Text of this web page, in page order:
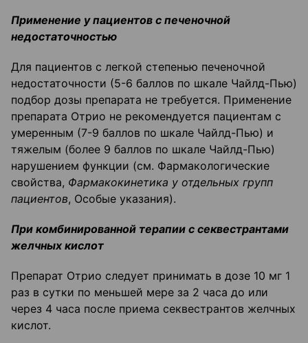
Применение у пациентов с печеночной
недостаточностью
Для пациентов с легкой степенью печеночной
недостаточности (5-6 баллов по шкале Чайлд-Пью)
подбор дозы препарата не требуется. Применение
препарата Отрио не рекомендуется пациентам с
умеренным (7-9 баллов по шкале Чайлд-Пью) и
тяжелым (более 9 баллов по шкале Чайлд-Пью)
нарушением функции (см. Фармакологические
свойства, Фармакокинетика у отдельных групп
пациентов, Особые указания).
При комбинированной терапии с секвестрантами
желчных кислот
Препарат Отрио следует принимать в дозе 10 мг 1
раз в сутки по меньшей мере за 2 часа до или
через 4 часа после приема секвестрантов желчных
кислот.